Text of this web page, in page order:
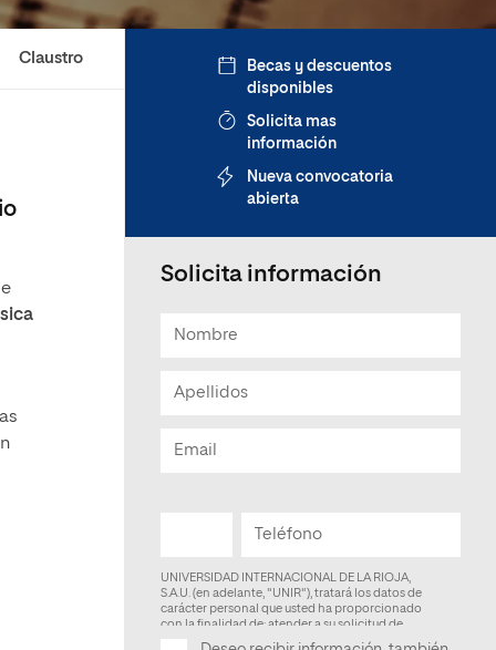
Claustro
Becas y descuentos
disponibles
Solicita mas
información
Nueva convocatoria
abierta
Solicita información